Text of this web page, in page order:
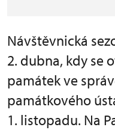
Návštěvnická
2. dubna, kdy se
památek ve
památkového
1. listopadu. Na